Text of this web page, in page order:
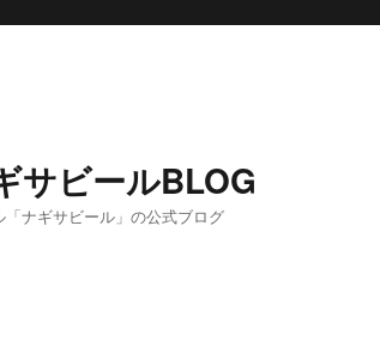
サビールBLOG
ナギサビール」の公式ブログ